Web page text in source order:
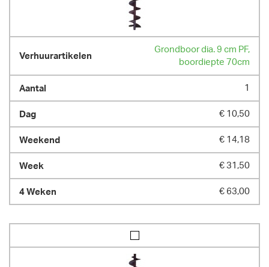
Grondboor dia. 9 cm PF,
boordiepte 70cm
1
€ 10,50
€ 14,18
€ 31,50
€ 63,00